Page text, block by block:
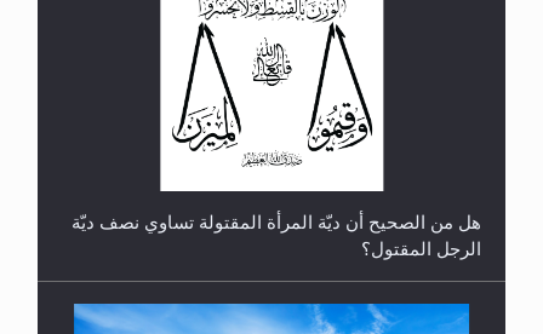
رأيٌ في لغة المسيح الموعود عليه السلام.. 4...
هل من الصحيح أن ديّة المرأة المقتولة تساوي نصف ديّة
الرجل المقتول؟